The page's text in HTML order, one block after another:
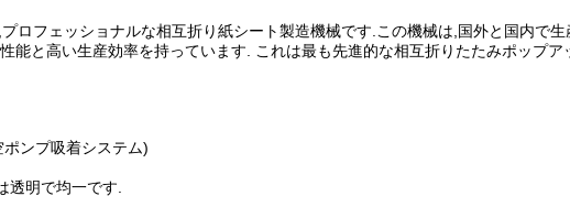
ロフェッショナルな相互折り紙シート製造機械です.この機械は,国外と国内で
能と高い生産効率を持っています. これは最も先進的な相互折りたたみポップア
ンプ吸着システム)
透明で均一です.